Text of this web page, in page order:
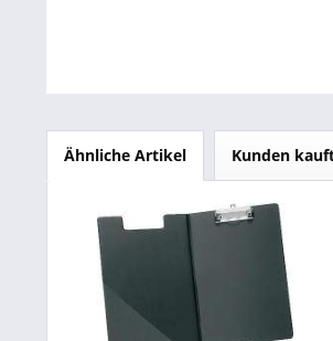
Ähnliche Artikel Kunden